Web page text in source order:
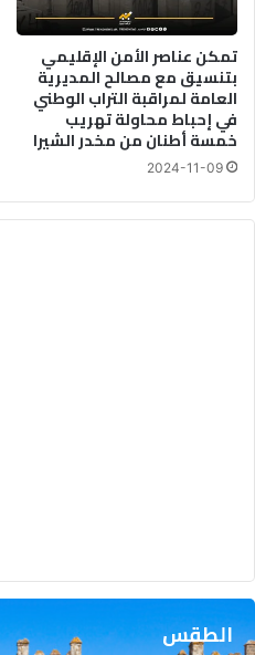
ا
ل
ب
ك
ا
ل
و
ر
ا
تمكن عناصر الأمن الإقليمي
بتنسيق مع مصالح المديرية
العامة لمراقبة التراب الوطني
في إحباط محاولة تهريب
خمسة أطنان من مخدر الشيرا
2024-11-09
الطقس